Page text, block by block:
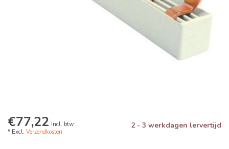
€77,22 Incl. btw
* Excl. Verzendkosten
2 - 3 werkdagen lervertijd